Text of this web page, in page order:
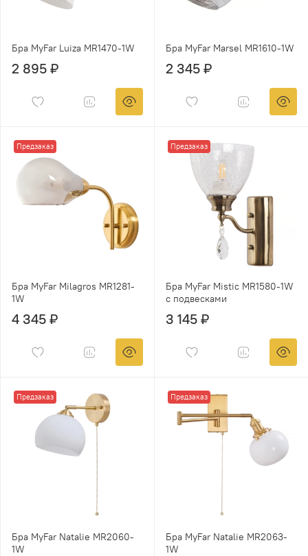
Бра MyFar Luiza MR1470-1W
2 895 ₽
Бра MyFar Marsel MR1610-1W
2 345 ₽
Предзаказ
Бра MyFar Milagros MR1281-
1W
4 345 ₽
Предзаказ
Бра MyFar Mistic MR1580-1W
с подвесками
3 145 ₽
Предзаказ
Бра MyFar Natalie MR2060-
1W
Предзаказ
Бра MyFar Natalie MR2063-
1W